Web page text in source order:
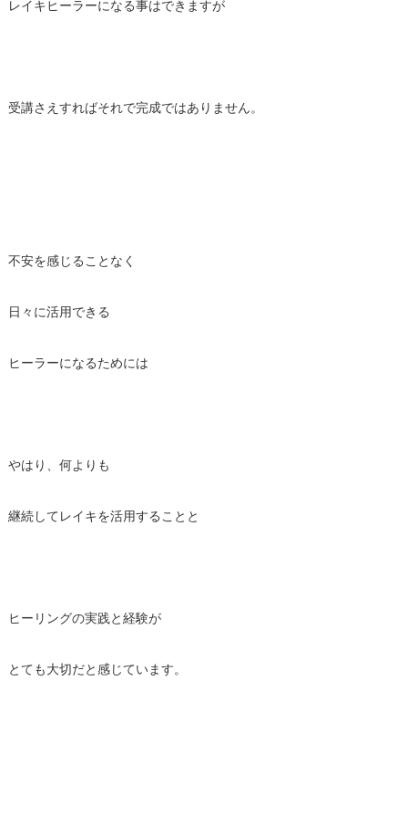
レイキヒーラーになる事はできますが
受講さえすればそれで完成ではありません。
不安を感じることなく
日々に活用できる
ヒーラーになるためには
やはり、何よりも
継続してレイキを活用することと
ヒーリングの実践と経験が
とても大切だと感じています。